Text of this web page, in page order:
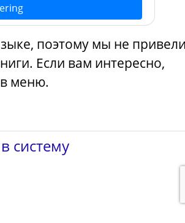
поэтому мы не
Если вам интересно,
меню.